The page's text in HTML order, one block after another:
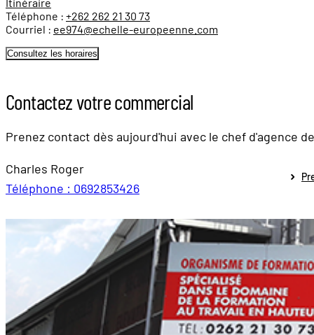
Téléphone : +262 262 21 30 73
Courriel : ee974@echelle-europeenne.com
Consultez les horaires
Contactez votre commercial
Prenez contact dès aujourd'hui avec le chef d'agence
Charles Roger
Téléphone : 0692853426